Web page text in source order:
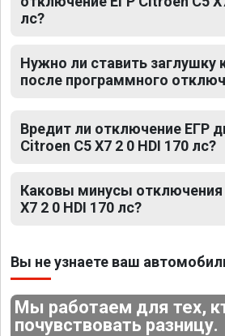
лс?
Нужно ли ставить заглушку
после программного
Вредит ли отключение ЕГР
Citroen C5 X7 2 0 HDI 170 лс?
Каковы минусы отключения
X7 2 0 HDI 170 лс?
Вы не узнаете ваш
Мы работаем для тех,
почувствовать разницу.